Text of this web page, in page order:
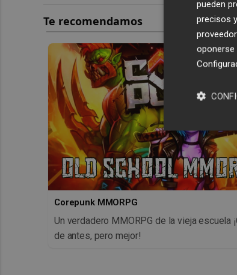
Corepunk MMORPG
Un verdadero MMORPG de la vieja escuela
de antes, pero mejor!
pueden
precisos
oponerse